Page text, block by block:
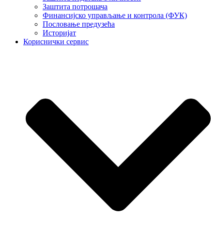
Заштита потрошача
Финансијско управљање и контрола (ФУК)
Пословање предузећа
Историјат
Кориснички сервис